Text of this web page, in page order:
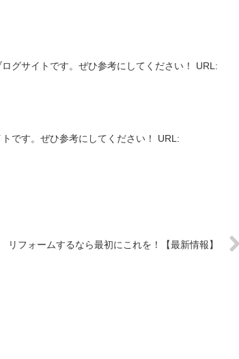
グサイトです。ぜひ参考にしてください！ URL:
です。ぜひ参考にしてください！ URL:
リフォームするなら最初にこれを！【最新情報】